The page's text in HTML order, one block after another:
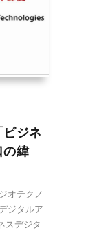
ジネ
の緯
オテクノ
ジタルア
スデジタ